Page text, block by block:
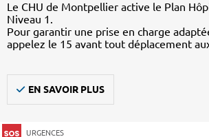
Le CHU de Montpellier active le Plan
Niveau 1.
Pour garantir une prise en charge
appelez le 15 avant tout déplacement
EN SAVOIR PLUS
URGENCES